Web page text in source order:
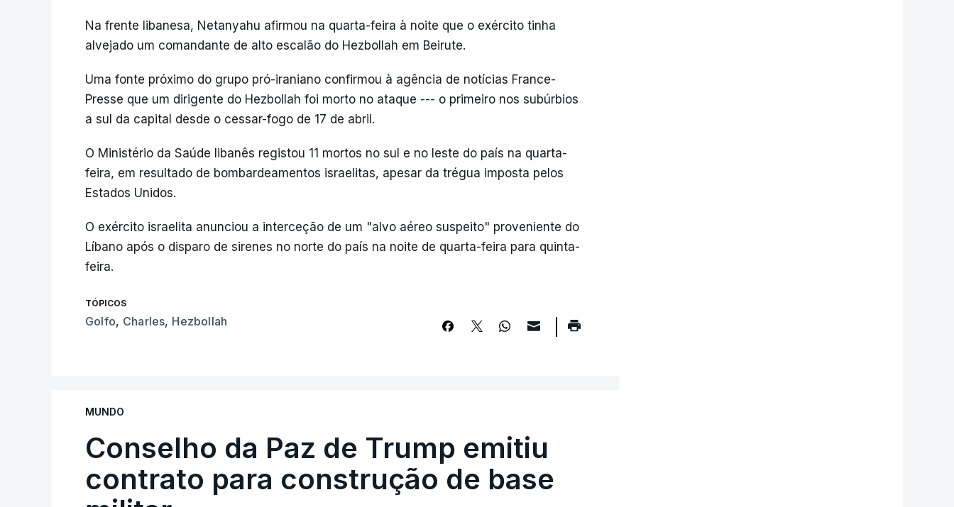
Na frente libanesa, Netanyahu afirmou na quarta-feira à noite que o exército tinha
alvejado um comandante de alto escalão do Hezbollah em Beirute.
Uma fonte próximo do grupo pró-iraniano confirmou à agência de notícias France-
Presse que um dirigente do Hezbollah foi morto no ataque --- o primeiro nos subúrbios
a sul da capital desde o cessar-fogo de 17 de abril.
O Ministério da Saúde libanês registou 11 mortos no sul e no leste do país na quarta-
feira, em resultado de bombardeamentos israelitas, apesar da trégua imposta pelos
Estados Unidos.
O exército israelita anunciou a interceção de um "alvo aéreo suspeito" proveniente do
Líbano após o disparo de sirenes no norte do país na noite de quarta-feira para quinta-
feira.
TÓPICOS
Golfo, Charles, Hezbollah
MUNDO
Conselho da Paz de Trump emitiu
contrato para construção de base